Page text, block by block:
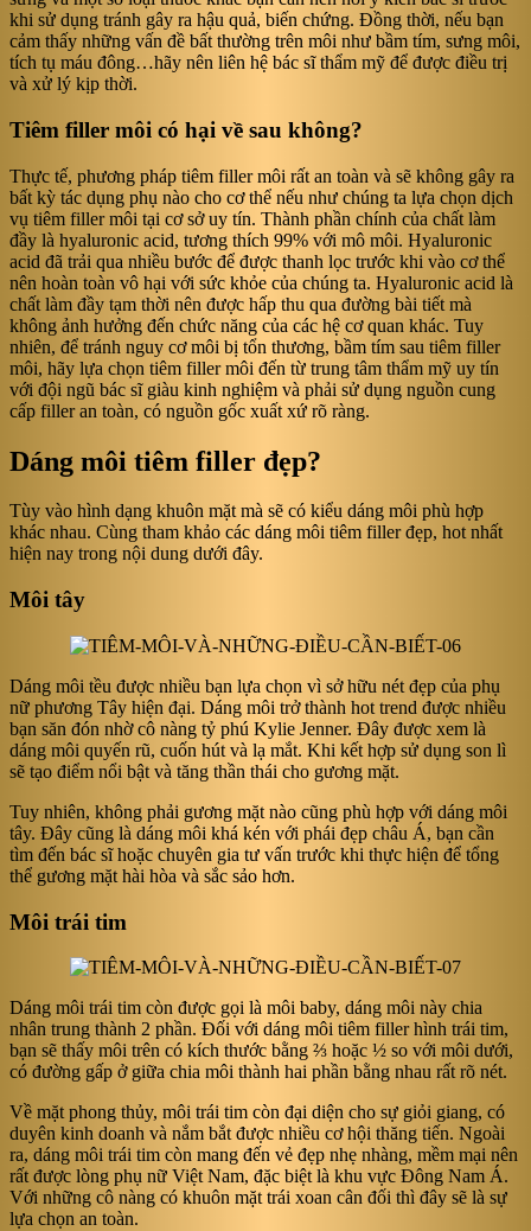
khi sử dụng tránh gây ra hậu quả, biến chứng. Đồng thời, nếu bạn
cảm thấy những vấn đề bất thường trên môi như bầm tím, sưng môi,
tích tụ máu đông…hãy nên liên hệ bác sĩ thẩm mỹ để được điều trị
và xử lý kịp thời.
Tiêm filler môi có hại về sau không?
Thực tế, phương pháp tiêm filler môi rất an toàn và sẽ không gây ra
bất kỳ tác dụng phụ nào cho cơ thể nếu như chúng ta lựa chọn dịch
vụ tiêm filler môi tại cơ sở uy tín. Thành phần chính của chất làm
đầy là hyaluronic acid, tương thích 99% với mô môi. Hyaluronic
acid đã trải qua nhiều bước để được thanh lọc trước khi vào cơ thể
nên hoàn toàn vô hại với sức khỏe của chúng ta. Hyaluronic acid là
chất làm đầy tạm thời nên được hấp thu qua đường bài tiết mà
không ảnh hưởng đến chức năng của các hệ cơ quan khác. Tuy
nhiên, để tránh nguy cơ môi bị tổn thương, bầm tím sau tiêm filler
môi, hãy lựa chọn tiêm filler môi đến từ trung tâm thẩm mỹ uy tín
với đội ngũ bác sĩ giàu kinh nghiệm và phải sử dụng nguồn cung
cấp filler an toàn, có nguồn gốc xuất xứ rõ ràng.
Dáng môi tiêm filler đẹp?
Tùy vào hình dạng khuôn mặt mà sẽ có kiểu dáng môi phù hợp
khác nhau. Cùng tham khảo các dáng môi tiêm filler đẹp, hot nhất
hiện nay trong nội dung dưới đây.
Môi tây
Dáng môi tều được nhiều bạn lựa chọn vì sở hữu nét đẹp của phụ
nữ phương Tây hiện đại. Dáng môi trở thành hot trend được nhiều
bạn săn đón nhờ cô nàng tỷ phú Kylie Jenner. Đây được xem là
dáng môi quyến rũ, cuốn hút và lạ mắt. Khi kết hợp sử dụng son lì
sẽ tạo điểm nổi bật và tăng thần thái cho gương mặt.
Tuy nhiên, không phải gương mặt nào cũng phù hợp với dáng môi
tây. Đây cũng là dáng môi khá kén với phái đẹp châu Á, bạn cần
tìm đến bác sĩ hoặc chuyên gia tư vấn trước khi thực hiện để tổng
thể gương mặt hài hòa và sắc sảo hơn.
Môi trái tim
Dáng môi trái tim còn được gọi là môi baby, dáng môi này chia
nhân trung thành 2 phần. Đối với dáng môi tiêm filler hình trái tim,
bạn sẽ thấy môi trên có kích thước bằng ⅔ hoặc ½ so với môi dưới,
có đường gấp ở giữa chia môi thành hai phần bằng nhau rất rõ nét.
Về mặt phong thủy, môi trái tim còn đại diện cho sự giỏi giang, có
duyên kinh doanh và nắm bắt được nhiều cơ hội thăng tiến. Ngoài
ra, dáng môi trái tim còn mang đến vẻ đẹp nhẹ nhàng, mềm mại nên
rất được lòng phụ nữ Việt Nam, đặc biệt là khu vực Đông Nam Á.
Với những cô nàng có khuôn mặt trái xoan cân đối thì đây sẽ là sự
lựa chọn an toàn.